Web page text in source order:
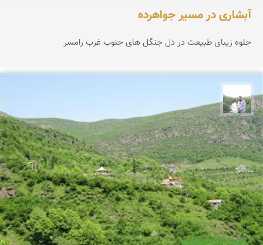
آبشاری در مسیر جواهرده
جلوه زیبای طبیعت در دل جنگل های جنوب غرب رامسر